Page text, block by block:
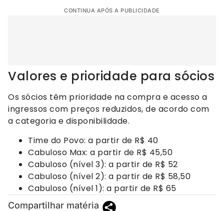
CONTINUA APÓS A PUBLICIDADE
Valores e prioridade para sócios
Os sócios têm prioridade na compra e acesso a
ingressos com preços reduzidos, de acordo com
a categoria e disponibilidade.
Time do Povo: a partir de R$ 40
Cabuloso Max: a partir de R$ 45,50
Cabuloso (nível 3): a partir de R$ 52
Cabuloso (nível 2): a partir de R$ 58,50
Cabuloso (nível 1): a partir de R$ 65
Compartilhar matéria